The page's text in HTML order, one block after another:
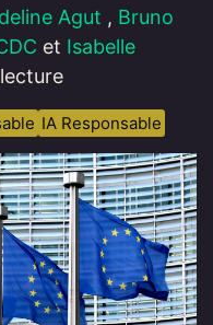
Agut , Bruno
et Isabelle
IA Responsable